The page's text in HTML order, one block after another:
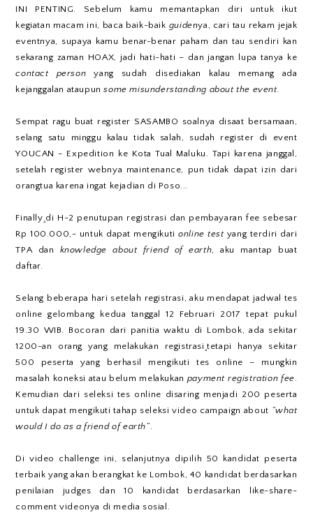
INI PENTING. Sebelum kamu memantapkan diri untuk ikut
kegiatan macam ini, baca baik-baik guidenya, cari tau rekam jejak
eventnya, supaya kamu benar-benar paham dan tau sendiri kan
sekarang zaman HOAX, jadi hati-hati – dan jangan lupa tanya ke
contact person yang sudah disediakan kalau memang ada
kejanggalan ataupun some misunderstanding about the event.
Sempat ragu buat register SASAMBO soalnya disaat bersamaan,
selang satu minggu kalau tidak salah, sudah register di event
YOUCAN - Expedition ke Kota Tual Maluku. Tapi karena janggal,
setelah register webnya maintenance, pun tidak dapat izin dari
orangtua karena ingat kejadian di Poso...
Finally¸di H-2 penutupan registrasi dan pembayaran fee sebesar
Rp 100.000,- untuk dapat mengikutionline test yang terdiri dari
TPA dan knowledge about friend of earth , aku mantap buat
daftar.
Selang beberapa hari setelah registrasi, aku mendapat jadwal tes
online gelombang kedua tanggal 12 Februari 2017 tepat pukul
19.30 WIB. Bocoran dari panitia waktu di Lombok, ada sekitar
1200-an orang yang melakukan registrasi¸tetapi hanya sekitar
500 peserta yang berhasil mengikuti tes online – mungkin
masalah koneksi atau belum melakukan payment registration fee
Kemudian dari seleksi tes online disaring menjadi 200 peserta
untuk dapat mengikuti tahap seleksi video campaign about “what
would I do as a friend of earth”
Di video challenge ini, selanjutnya dipilih 50 kandidat peserta
terbaik yang akan berangkat ke Lombok, 40 kandidat berdasarkan
penilaian judges dan 10 kandidat berdasarkan like-share-
comment videonya di media sosial.